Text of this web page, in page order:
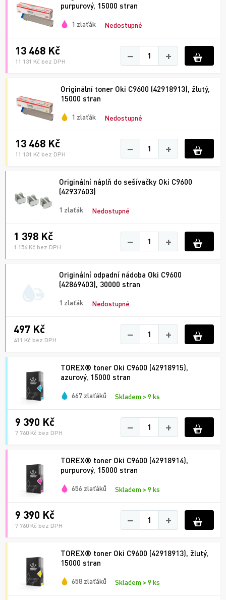
purpurový, 15000 stran
1 zlaťák Nedostupné
13 468 Kč
11 131 Kč bez DPH − +
Originální toner Oki C9600 (42918913), žlutý,
15000 stran
1 zlaťák Nedostupné
13 468 Kč
11 131 Kč bez DPH − +
Originální náplň do sešívačky Oki C9600
(42937603)
1 zlaťák Nedostupné
1 398 Kč
1 156 Kč bez DPH − +
Originální odpadní nádoba Oki C9600
(42869403), 30000 stran
1 zlaťák Nedostupné
497 Kč
411 Kč bez DPH − +
TOREX® toner Oki C9600 (42918915),
azurový, 15000 stran
667 zlaťáků Skladem > 9 ks
9 390 Kč
7 760 Kč bez DPH − +
TOREX® toner Oki C9600 (42918914),
purpurový, 15000 stran
656 zlaťáků Skladem > 9 ks
9 390 Kč
7 760 Kč bez DPH − +
TOREX® toner Oki C9600 (42918913), žlutý,
15000 stran
658 zlaťáků Skladem > 9 ks